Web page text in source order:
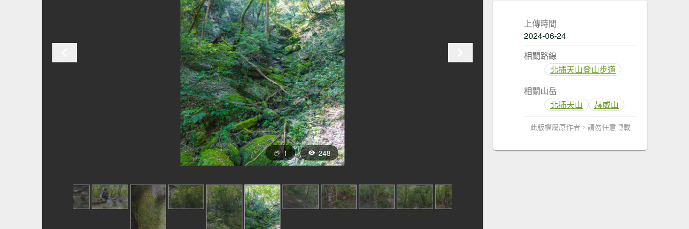
1 248
上傳時間
2024-06-24
相關路線
北插天山登山步道
相關山岳
北插天山
赫威山
此版權屬原作者，請勿任意轉載